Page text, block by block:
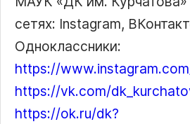
сетях: Instagram,
Одноклассники:
https://
https://vk.com/
https://ok.ru/dk?